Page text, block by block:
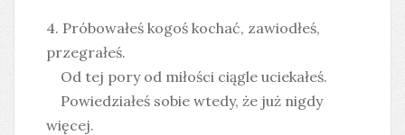
4. Próbowałeś kogoś kochać, zawiodłeś,
przegrałeś.
Od tej pory od miłości ciągle uciekałeś.
Powiedziałeś sobie wtedy, że już nigdy
więcej.